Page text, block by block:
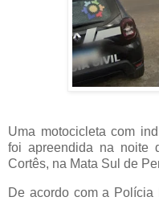
Uma motocicleta com
foi apreendida na noite
Cortês, na Mata Sul de
De acordo com a Polícia